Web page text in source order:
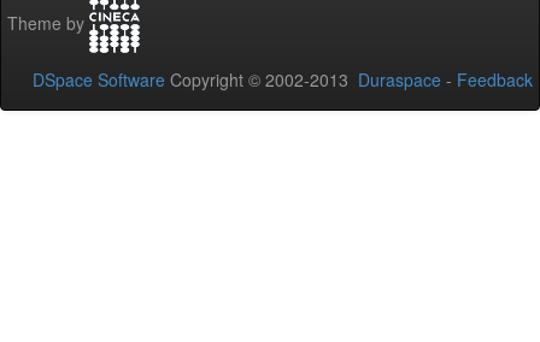
Theme by
DSpace Software Copyright © 2002-2013 Duraspace - Feedback